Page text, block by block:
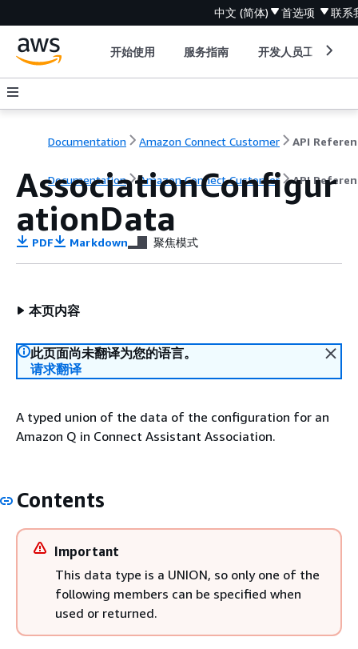
中文 (简体) 首选项 联系
开始使用 服务指南 开发人员工具
Documentation Amazon Connect Customer API
Documentation Amazon Connect Customer API
AssociationConfigur
ationData
PDF Markdown 聚焦模式
本页内容
此页面尚未翻译为您的语言。
请求翻译
A typed union of the data of the configuration for an
Amazon Q in Connect Assistant Association.
Contents
Important
This data type is a UNION, so only one of the
following members can be specified when
used or returned.